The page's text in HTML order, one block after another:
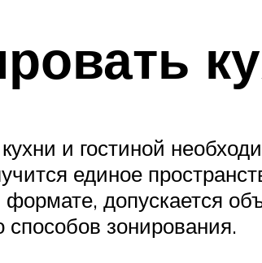
и гостиной
единое
допускается
способов зонирования.